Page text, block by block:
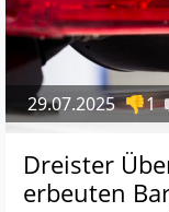
29.07.2025👎1
Dreister
erbeuten